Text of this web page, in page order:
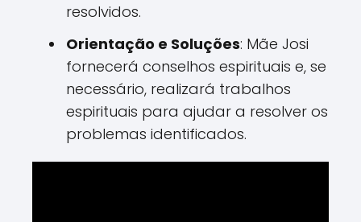
resolvidos.
Orientação e Soluções: Mãe Josi
fornecerá conselhos espirituais e, se
necessário, realizará trabalhos
espirituais para ajudar a resolver os
problemas identificados.